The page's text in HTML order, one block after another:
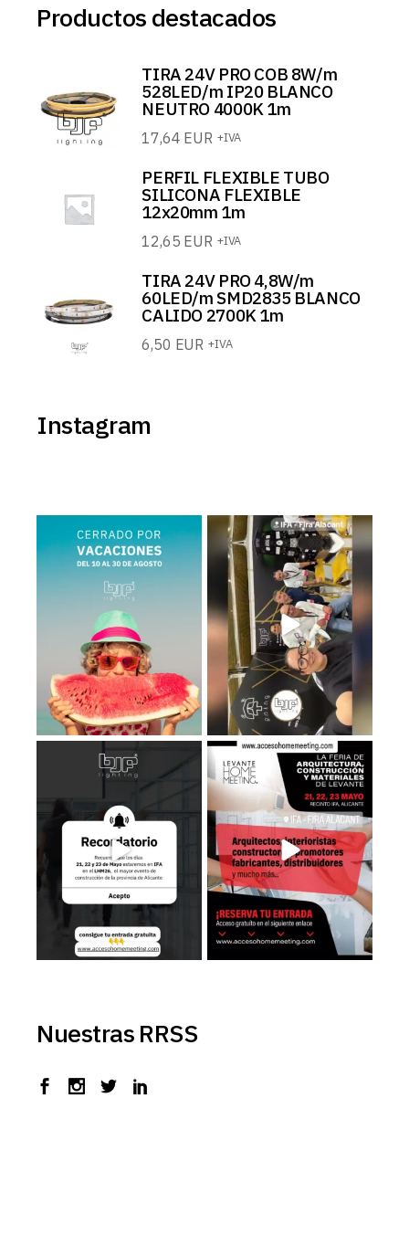
Productos destacados
TIRA 24V PRO COB 8W/m
528LED/m IP20 BLANCO
NEUTRO 4000K 1m
17,64 EUR +IVA
PERFIL FLEXIBLE TUBO
SILICONA FLEXIBLE
12x20mm 1m
12,65 EUR +IVA
TIRA 24V PRO 4,8W/m
60LED/m SMD2835 BLANCO
CALIDO 2700K 1m
6,50 EUR +IVA
Instagram
BJF Lighting permanecerá
𝗰𝗲𝗿𝗿𝗮𝗱𝗼 𝗽𝗼𝗿...
2
Estamos en el Levante Home
Meeting ¡Te esperamos!...
39 5
Recuerda que los días 𝟮𝟭, 𝟮𝟮 𝘆
𝟮𝟯 de
...
3 0
Estaremos en el LHM26, consigue
tu entrada ...
3 0
Nuestras RRSS